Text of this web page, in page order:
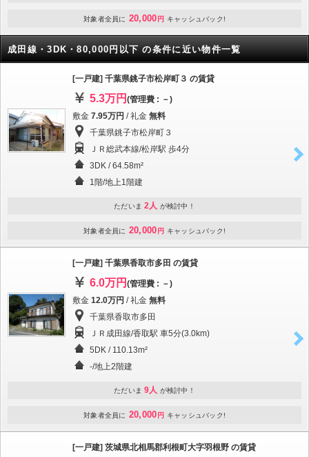
対象者全員に 20,000 円 キャッシュバック!
成田線・3DK・80,000円以下 の条件に近い物件一覧
[一戸建] 千葉県銚子市松岸町３ の賃貸
5.3万円 (管理費 : －)
敷金 7.95万円 / 礼金 無料
千葉県銚子市松岸町３
ＪＲ総武本線/松岸駅 歩4分
3DK / 64.58m²
1階/地上1階建
ただいま 2人 が検討中！
対象者全員に 20,000 円 キャッシュバック!
[一戸建] 千葉県香取市多田 の賃貸
6.0万円 (管理費 : －)
敷金 12.0万円 / 礼金 無料
千葉県香取市多田
ＪＲ成田線/香取駅 車5分(3.0km)
5DK / 110.13m²
-/地上2階建
ただいま 9人 が検討中！
対象者全員に 20,000 円 キャッシュバック!
[一戸建] 茨城県北相馬郡利根町大字羽根野 の賃貸